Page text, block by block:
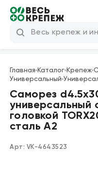
Инструмент
Крепеж
Техническая химия
Главная Каталог Крепеж
Универсальный
Саморез
универсальный
головкой
сталь А2
Арт: VK-4643523